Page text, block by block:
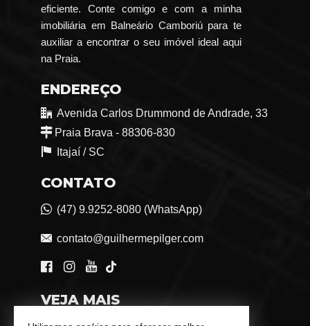
eficiente. Conte comigo e com a minha
imobiliária em Balneário Camboriú para te
auxiliar a encontrar o seu imóvel ideal aqui
na Praia.
ENDEREÇO
Avenida Carlos Drummond de Andrade, 33
Praia Brava - 88306-830
Itajaí / SC
CONTATO
(47) 9.9252-8080 (WhatsApp)
contato@guilhermepilger.com
VEJA MAIS